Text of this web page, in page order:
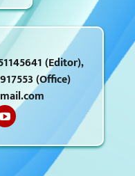
(Editor),
(Office)